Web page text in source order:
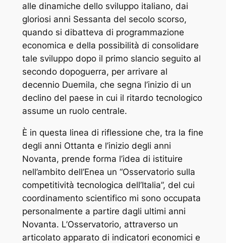
alle dinamiche dello sviluppo italiano, dai
gloriosi anni Sessanta del secolo scorso,
quando si dibatteva di programmazione
economica e della possibilità di consolidare
tale sviluppo dopo il primo slancio seguito al
secondo dopoguerra, per arrivare al
decennio Duemila, che segna l’inizio di un
declino del paese in cui il ritardo tecnologico
assume un ruolo centrale.
È in questa linea di riflessione che, tra la fine
degli anni Ottanta e l’inizio degli anni
Novanta, prende forma l’idea di istituire
nell’ambito dell’Enea un “Osservatorio sulla
competitività tecnologica dell’Italia”, del cui
coordinamento scientifico mi sono occupata
personalmente a partire dagli ultimi anni
Novanta. L’Osservatorio, attraverso un
articolato apparato di indicatori economici e